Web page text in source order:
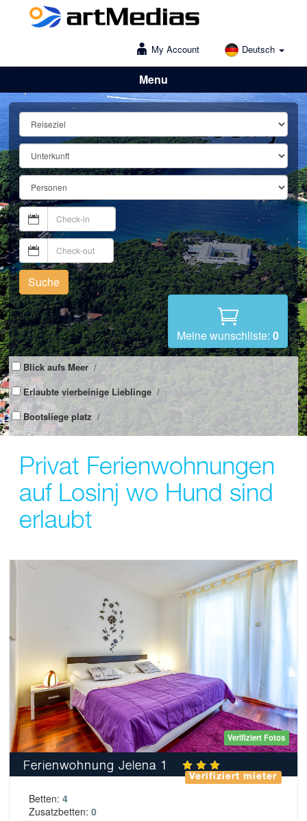
My Account Deutsch
Menu
Lošinj
Suche
Meine wunschliste: 0
Blick aufs Meer /
Erlaubte vierbeinige Lieblinge /
Bootsliege platz/
Privat Ferienwohnungen
auf Losinj wo Hund sind
erlaubt
Verifiziert Fotos
Ferienwohnung Jelena 1
Verifiziert mieter
Betten: 4
Zusatzbetten: 0